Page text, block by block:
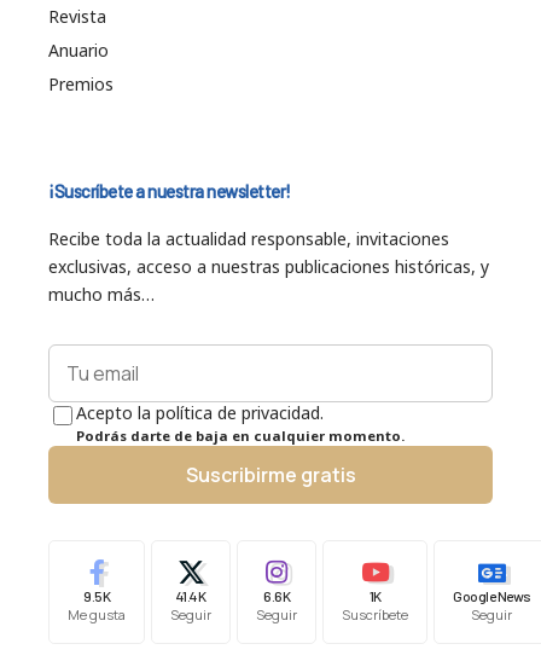
Revista
Anuario
Premios
¡Suscríbete a nuestra newsletter!
Recibe toda la actualidad responsable, invitaciones
exclusivas, acceso a nuestras publicaciones históricas, y
mucho más…
Acepto la política de privacidad.
Podrás darte de baja en cualquier momento.
Suscribirme gratis
9.5K
Me gusta
41.4K
Seguir
6.6K
Seguir
1K
Suscríbete
Google News
Seguir